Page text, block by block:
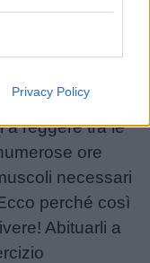
Privacy Policy
di
a reggere tra le
ore
necessari
perché così
Abituarli a